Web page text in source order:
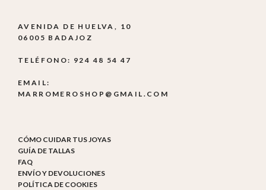
AVENIDA DE HUELVA, 10
06005 BADAJOZ
TELÉFONO: 924 48 54 47
EMAIL:
MARROMEROSHOP@GMAIL.COM
CÓMO CUIDAR TUS JOYAS
GUÍA DE TALLAS
FAQ
ENVÍO Y DEVOLUCIONES
POLÍTICA DE COOKIES